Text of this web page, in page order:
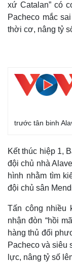
xứ Catalan” có
Pacheco mắc
thời cơ, nâng tỷ
trước tân binh
Kết thúc hiệp 1,
đội chủ nhà
hình nhằm tìm
đội chủ sân
Tấn công nhiều
nhận đòn “hồi
hàng thủ đối
Pacheco và siêu
lực, nâng tỷ số